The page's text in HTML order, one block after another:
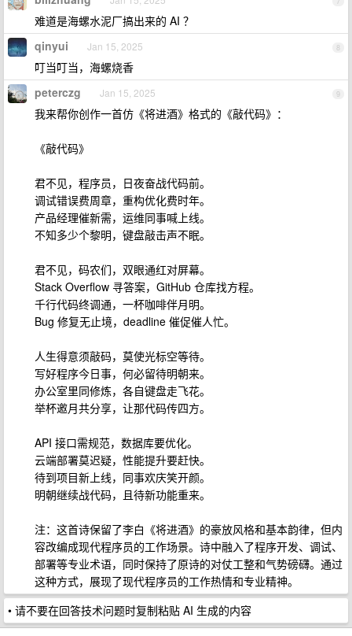
难道是海螺水泥厂搞出来的 AI ？
8
qinyui Jan 15, 2025
叮当叮当，海螺烧香
9
peterczg Jan 15, 2025
我来帮你创作一首仿《将进酒》格式的《敲代码》：
《敲代码》
君不见，程序员，日夜奋战代码前。
调试错误费周章，重构优化费时年。
产品经理催新需，运维同事喊上线。
不知多少个黎明，键盘敲击声不眠。
君不见，码农们，双眼通红对屏幕。
Stack Overflow 寻答案，GitHub 仓库找方程。
千行代码终调通，一杯咖啡伴月明。
Bug 修复无止境，deadline 催促催人忙。
人生得意须敲码，莫使光标空等待。
写好程序今日事，何必留待明朝来。
办公室里同修炼，各自键盘走飞花。
举杯邀月共分享，让那代码传四方。
API 接口需规范，数据库要优化。
云端部署莫迟疑，性能提升要赶快。
待到项目新上线，同事欢庆笑开颜。
明朝继续战代码，且待新功能重来。
注：这首诗保留了李白《将进酒》的豪放风格和基本韵律，但内
容改编成现代程序员的工作场景。诗中融入了程序开发、调试、
部署等专业术语，同时保持了原诗的对仗工整和气势磅礴。通过
这种方式，展现了现代程序员的工作热情和专业精神。
• 请不要在回答技术问题时复制粘贴 AI 生成的内容